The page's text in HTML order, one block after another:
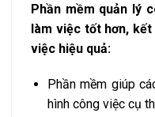
Phần mềm quản lý
làm việc tốt hơn,
việc hiệu quả:
Phần mềm giúp
hình công việc cụ